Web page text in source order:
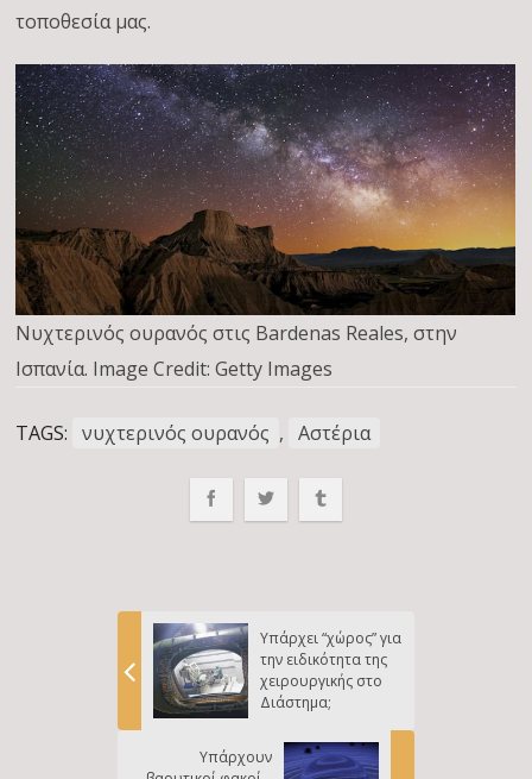
τοποθεσία μας.
Νυχτερινός ουρανός στις Bardenas Reales, στην
Ισπανία. Image Credit: Getty Images
TAGS: νυχτερινός ουρανός , Αστέρια
Υπάρχει “χώρος” για
την ειδικότητα της
χειρουργικής στο
Διάστημα;
Υπάρχουν